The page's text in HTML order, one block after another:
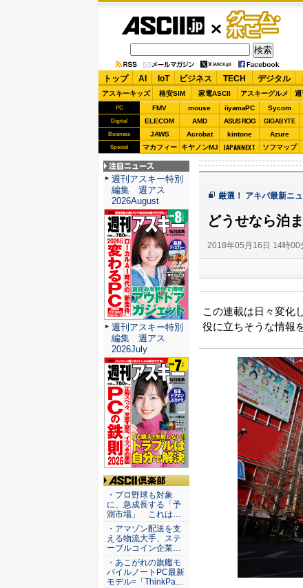
ゲーム・
ホビー
トップ AI IoT ビジネス TECH デジタル
アスキーキッズ 格安SIM 家電ASCII アスキーグルメ 週
PC FMV mouse iiyamaPC Sycom
Digital ELECOM AMD ASUS ROG GIGABYTE
Business JAWS Acrobat kintone Azure
Special マカフィー キヤノンMJ JAPANNEXT ソフマップ
厳選！ アキバ最新ニ
どうせなら泊
2018年05月16日 14時00
この連載は日々変化
役に立ちそうな情報
注目ニュース
週刊アスキー特別
編集 週アス
2026August
週刊アスキー特別
編集 週アス
2026July
ASCII倶楽部
・プロ野球も対象
に、急成長する「予
測市場」 これは…
・アマゾン配送を支
える物流大手、ステ
ーブルコイン企業…
・あこがれの旗艦モ
バイルノートPC最新
モデル=「ThinkPa…